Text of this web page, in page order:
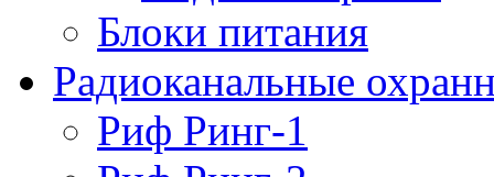
Блоки питания
Радиоканальные
Риф Ринг-1